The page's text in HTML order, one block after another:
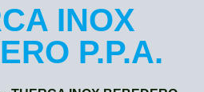
INOX
P.P.A.